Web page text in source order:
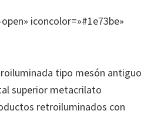
iconcolor=»#1e73be»
tipo mesón antiguo
superior metacrilato
retroiluminados con